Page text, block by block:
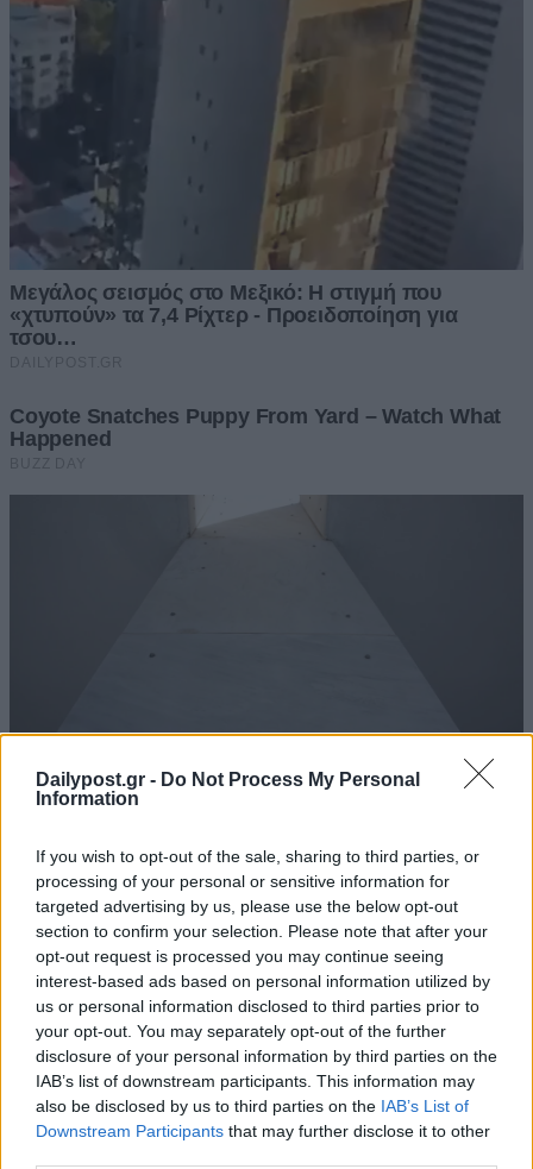
Dailypost.gr - Do Not Process My Personal
Information
If you wish to opt-out of the sale, sharing to third parties, or
processing of your personal or sensitive information for
targeted advertising by us, please use the below opt-out
section to confirm your selection. Please note that after your
opt-out request is processed you may continue seeing
interest-based ads based on personal information utilized by
us or personal information disclosed to third parties prior to
your opt-out. You may separately opt-out of the further
disclosure of your personal information by third parties on the
IAB’s list of downstream participants. This information may
also be disclosed by us to third parties on the IAB’s List of
Downstream Participants that may further disclose it to other